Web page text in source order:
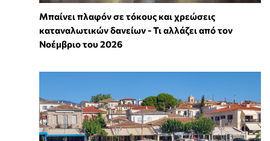
Μπαίνει πλαφόν σε τόκους και χρεώσεις
καταναλωτικών δανείων - Τι αλλάζει από τον
Νοέμβριο του 2026